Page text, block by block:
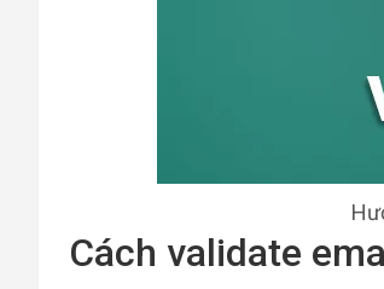
Cách validate